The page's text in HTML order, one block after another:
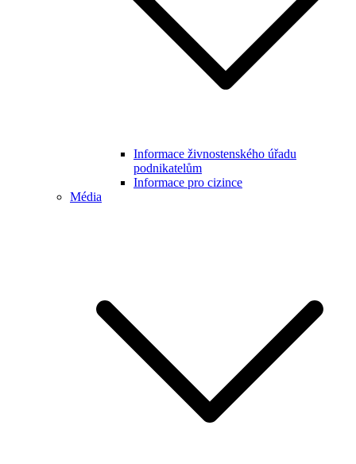
Informace živnostenského úřadu
podnikatelům
Informace pro cizince
Média